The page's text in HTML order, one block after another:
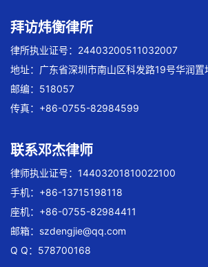
拜访炜衡律所
律所执业证号：24403200511032007
地址：广东省深圳市南山区科发路19号华润置
邮编：518057
传真：+86-0755-82984599
联系邓杰律师
律师执业证号：14403201810022100
手机：+86-13715198118
座机：+86-0755-82984411
邮箱： szdengjie@qq.com
Q Q：578700168